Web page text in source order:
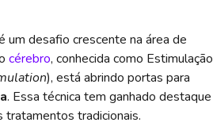
desafio crescente na área de
cérebro, conhecida como Estimulação
), está abrindo portas para
. Essa técnica tem ganhado destaque
tradicionais.